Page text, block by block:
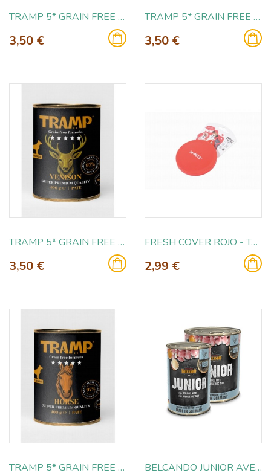
TRAMP 5* GRAIN FREE PORK 400 GR
3,50 €
TRAMP 5* GRAIN FREE BEEF 400 GR
3,50 €
TRAMP 5* GRAIN FREE VENISON 400GR
3,50 €
FRESH COVER ROJO - TAPA DE LATA
2,99 €
TRAMP 5* GRAIN FREE HORSE 400GR BELCANDO JUNIOR AVE CON HUEVOS 800GR